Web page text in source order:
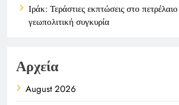
Ιράκ: Τεράστιες εκπτώσεις στο
γεωπολιτική συγκυρία
Αρχεία
August 2026